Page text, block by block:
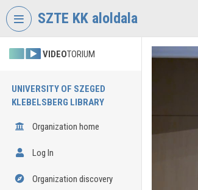
Skip header
SZTE KK aloldala
VIDEOTORIUM
UNIVERSITY OF SZEGED
KLEBELSBERG LIBRARY
Organization home
Log In
Organization discovery